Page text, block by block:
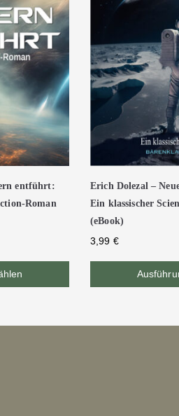
entführt:
Roman
Erich Dolezal –
Ein klassischer
(eBook)
3,99 €